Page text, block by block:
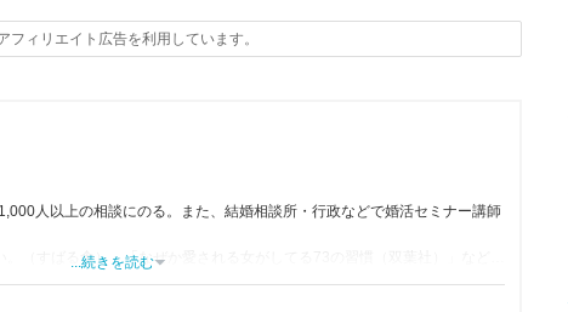
フィリエイト広告を利用しています。
人以上の相談にのる。また、結婚相談所・行政などで婚活セミナー講師
。（すばる舎）」「なぜか愛される女がしてる73の習慣（双葉社）」など多
...続きを読む